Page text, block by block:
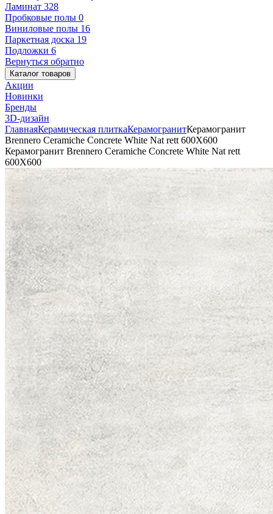
Ламинат 328
Пробковые полы 0
Виниловые полы 16
Паркетная доска 19
Подложки 6
Вернуться обратно
Каталог товаров
Акции
Новинки
Бренды
3D-дизайн
ГлавнаяКерамическая плиткаКерамогранитКерамогранит
Brennero Ceramiche Concrete White Nat rett 600X600
Керамогранит Brennero Ceramiche Concrete White Nat rett
600X600